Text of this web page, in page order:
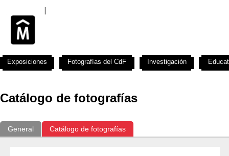
Catálogo de fotografías
General Catálogo de fotografías
Exposiciones Fotografías del CdF Investigación